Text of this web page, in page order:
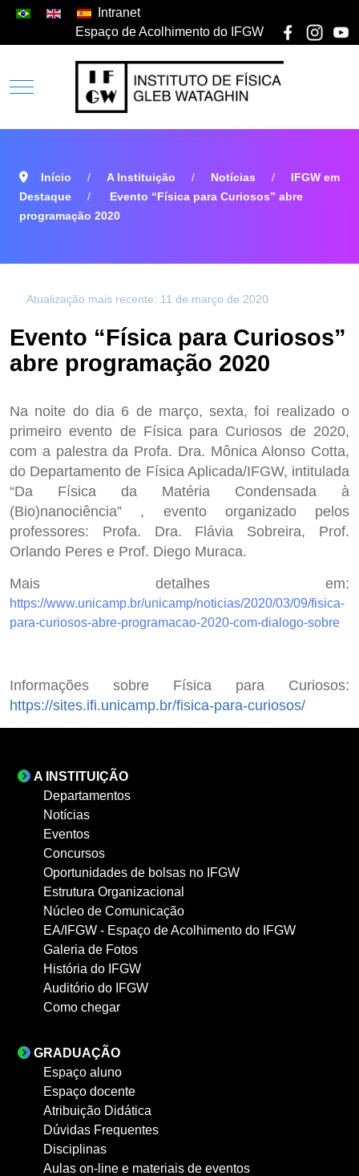
Intranet
Espaço de Acolhimento do IFGW
Início A Instituição Notícias
IFGW em
Destaque
Evento “Física para Curiosos” abre
programação 2020
Atualização mais recente: 11 de março de 2020
Evento “Física para Curiosos”
abre programação 2020
Na noite do dia 6 de março, sexta, foi realizado o
primeiro evento de Física para Curiosos de 2020,
com a palestra da Profa. Dra. Mônica Alonso Cotta,
do Departamento de Física Aplicada/IFGW, intitulada
“Da Física da Matéria Condensada à
(Bio)nanociência” , evento organizado pelos
professores: Profa. Dra. Flávia Sobreira, Prof.
Orlando Peres e Prof. Diego Muraca.
Mais detalhes em:
https://www.unicamp.br/unicamp/noticias/2020/03/09/fisica-
para-curiosos-abre-programacao-2020-com-dialogo-sobre
Informações sobre Física para Curiosos:
https://sites.ifi.unicamp.br/fisica-para-curiosos/
A INSTITUIÇÃO
Departamentos
Notícias
Eventos
Concursos
Oportunidades de bolsas no IFGW
Estrutura Organizacional
Núcleo de Comunicação
EA/IFGW - Espaço de Acolhimento do IFGW
Galeria de Fotos
História do IFGW
Auditório do IFGW
Como chegar
GRADUAÇÃO
Espaço aluno
Espaço docente
Atribuição Didática
Dúvidas Frequentes
Disciplinas
Aulas on-line e materiais de eventos